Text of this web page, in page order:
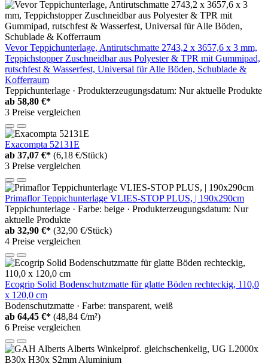
Vevor Teppichunterlage, Antirutschmatte 2743,2 x 3657,6 x 3 mm,
Teppichstopper Zuschneidbar aus Polyester & TPR mit Gummipad,
rutschfest & Wasserfest, Universal für Alle Böden, Schublade &
Kofferraum
Teppichunterlage · Produkterzeugungsdatum: Nur aktuelle Produkte
ab 58,80 €*
3 Preise vergleichen
Exacompta 52131E
ab 37,07 €* (6,18 €/Stück)
3 Preise vergleichen
Primaflor Teppichunterlage VLIES-STOP PLUS, | 190x290cm
Teppichunterlage · Farbe: beige · Produkterzeugungsdatum: Nur
aktuelle Produkte
ab 32,90 €* (32,90 €/Stück)
4 Preise vergleichen
Ecogrip Solid Bodenschutzmatte für glatte Böden rechteckig, 110,0
x 120,0 cm
Bodenschutzmatte · Farbe: transparent, weiß
ab 64,45 €* (48,84 €/m²)
6 Preise vergleichen